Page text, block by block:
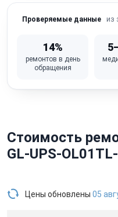
Проверяемые данные из
14%
ремонтов в день
обращения
Стоимость
GL-UPS-
Цены обновлены 05